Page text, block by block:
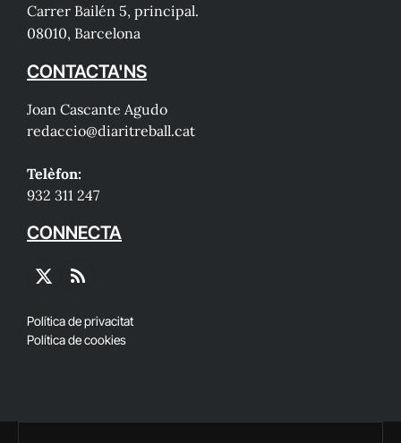
Carrer Bailén 5, principal.
08010, Barcelona
CONTACTA'NS
Joan Cascante Agudo
redaccio@diaritreball.cat
Telèfon:
932 311 247
CONNECTA
X
RSS
Política de privacitat
Política de cookies